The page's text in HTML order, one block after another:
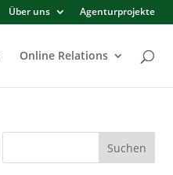
Über uns Agenturprojekte
Online Relations